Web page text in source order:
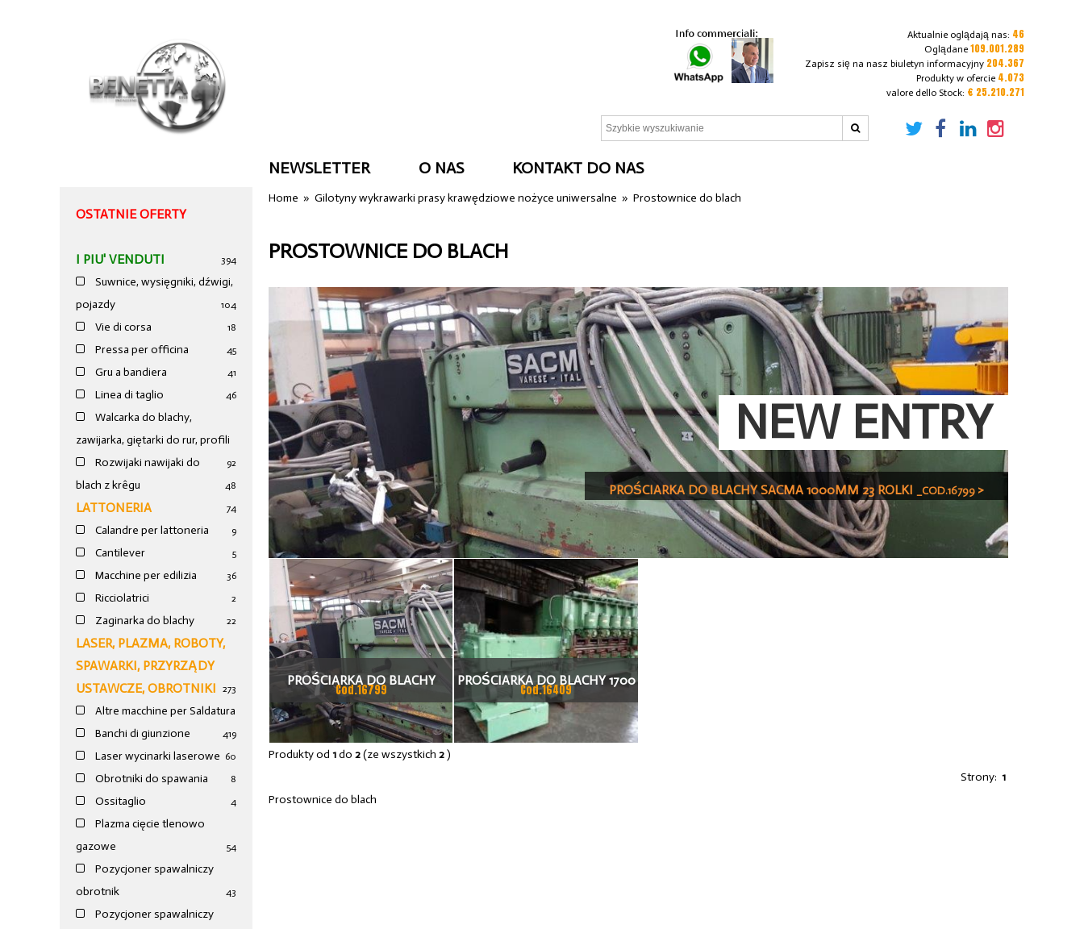
Aktualnie oglądają nas: 46
Oglądane 109.001.289
Zapisz się na nasz biuletyn informacyjny 204.367
Produkty w ofercie 4.073
valore dello Stock: € 25.210.271
NEWSLETTER O NAS KONTAKT DO NAS
OSTATNIE OFERTY
I PIU' VENDUTI 394
Suwnice, wysięgniki, dźwigi,
pojazdy
104
Vie di corsa 18
Pressa per officina 45
Gru a bandiera 41
Linea di taglio 46
Walcarka do blachy,
zawijarka, giętarki do rur, profili
92
Rozwijaki nawijaki do
blach z krêgu
48
LATTONERIA 74
Calandre per lattoneria 9
Cantilever 5
Macchine per edilizia 36
Ricciolatrici 2
Zaginarka do blachy 22
LASER, PLAZMA, ROBOTY,
SPAWARKI, PRZYRZĄDY
USTAWCZE, OBROTNIKI
273
Altre macchine per Saldatura
19
Banchi di giunzione 4
Laser wycinarki laserowe 60
Obrotniki do spawania 8
Ossitaglio 4
Plazma cięcie tlenowo
gazowe
54
Pozycjoner spawalniczy
obrotnik
43
Pozycjoner spawalniczy
Home »Gilotyny wykrawarki prasy krawędziowe nożyce uniwersalne »Prostownice do blach
PROSTOWNICE DO BLACH
NEW ENTRY
PROŚCIARKA DO BLACHY SACMA 1000MM 23 ROLKI _COD.16799 >
PROŚCIARKA DO BLACHY
SACMA 1000MM 23 ROLKI
Cod.16799
PROŚCIARKA DO BLACHY 1700
X 3MM
Cod.16409
Produkty od1do2(ze wszystkich2)
Strony: 1
Prostownice do blach